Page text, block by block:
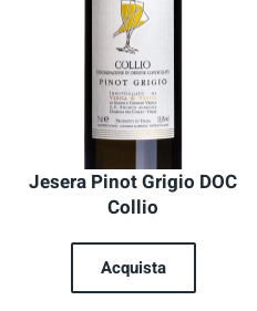
Jesera Pinot Grigio DOC
Collio
Acquista